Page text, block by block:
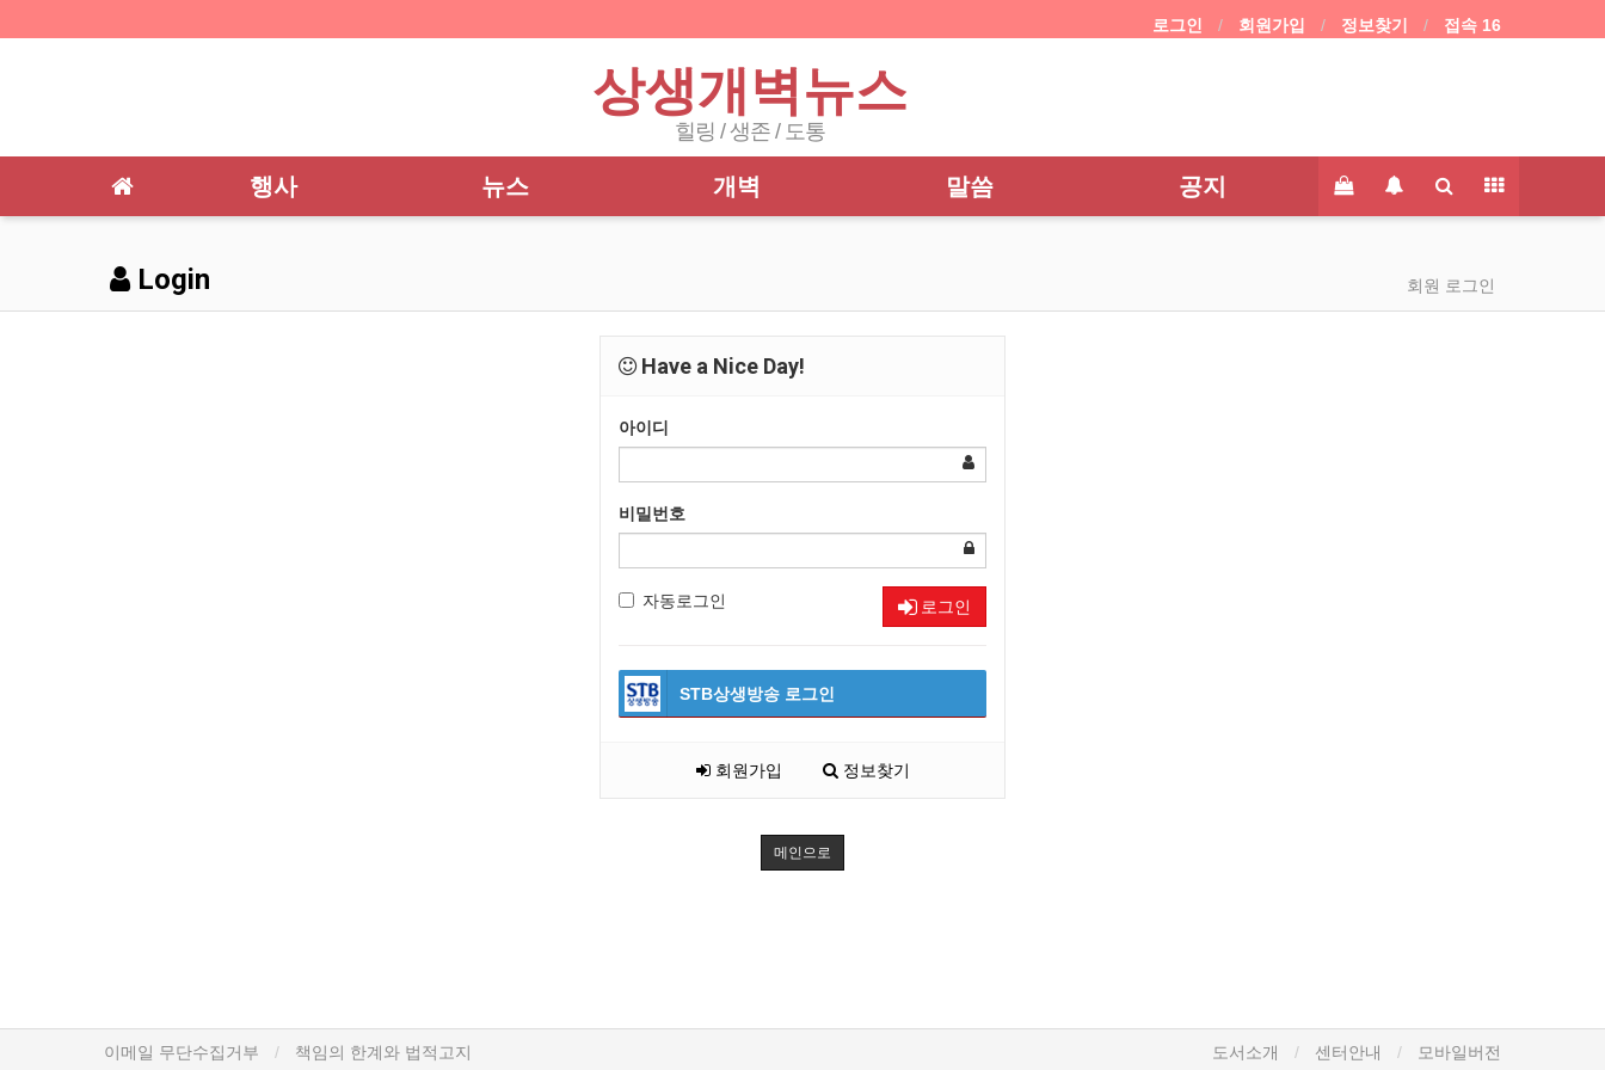
로그인 회원가입 정보찾기 접속 16
상생개벽뉴스
힐링 / 생존 / 도통
행사 뉴스 개벽 말씀 공지
Login 회원 로그인
Have a Nice Day!
아이디
비밀번호
자동로그인 로그인
STB상생방송 로그인
회원가입 정보찾기
메인으로
이메일 무단수집거부 책임의 한계와 법적고지 도서소개 센터안내 모바일버전